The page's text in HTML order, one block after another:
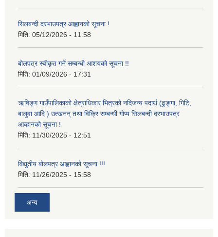
सिलबन्दी दरभाउपत्र आह्वानको सूचना !
मिति: 05/12/2026 - 11:58
बोलपत्र स्वीकृत गर्ने सम्बन्धी आशयको सूचना !!
मिति: 01/09/2026 - 17:31
ऋषिङ्ग गाउँपालिकाको क्षेत्राधिकार भित्रको नदिजन्य पदार्थ (ढुङ्गा, गिटि,
बालुवा आदि ) उत्खनन् तथा विक्रि सम्बन्धी गोप्य सिलबन्दी दरभाउपत्र
आव्हानको सूचना !
मिति: 11/30/2025 - 12:51
विद्युतीय बोलपत्र आह्वानको सूचना !!!
मिति: 11/26/2025 - 15:58
अन्य